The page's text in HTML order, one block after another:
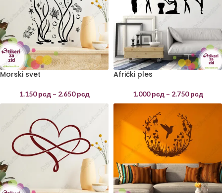
Morski svet
1.150рсд – 2.650рсд
Afrički ples
1.000рсд – 2.750рсд